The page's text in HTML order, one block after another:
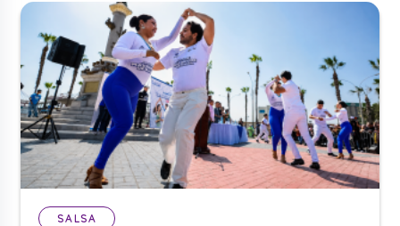
SALSA